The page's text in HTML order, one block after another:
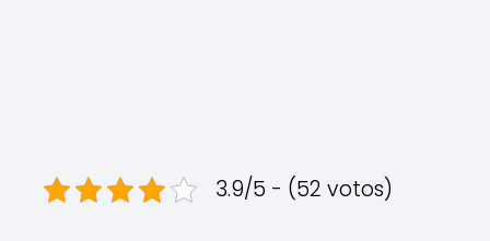
3.9/5 - (52 votos)